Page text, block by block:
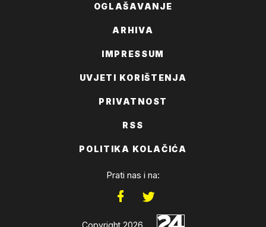
OGLAŠAVANJE
ARHIVA
IMPRESSUM
UVJETI KORIŠTENJA
PRIVATNOST
RSS
POLITIKA KOLAČIĆA
Prati nas i na:
Copyright 2026.